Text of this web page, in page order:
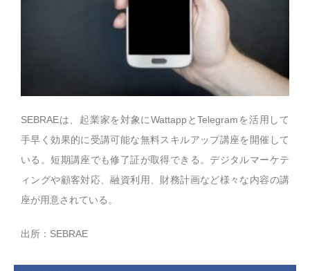
SEBRAEは、起業家を対象にWattappとTelegramを活用して
手早く効果的に受講可能な無料スキルアップ講座を開催して
いる。短期講座でも修了証が取得できる。デジタルマーケテ
ィングや顧客対応、融資利用、財務計画など様々な内容の講
座が用意されている。
出所：SEBRAE